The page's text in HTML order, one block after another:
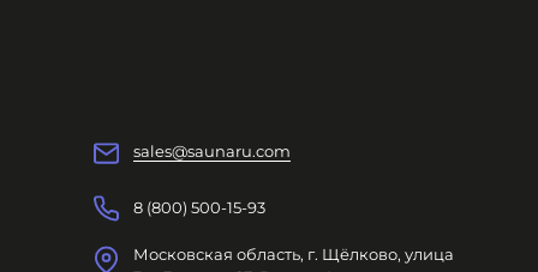
sales@saunaru.com
8 (800) 500-15-93
Московская область, г. Щёлково, улица